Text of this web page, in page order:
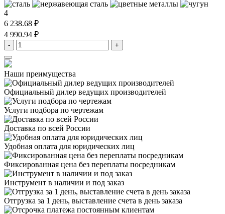
4
6 238.68 ₽
4 990.94 ₽
- +
Наши преимущества
Официальный дилер ведущих производителей
Услуги подбора по чертежам
Доставка по всей России
Удобная оплата для юридических лиц
Фиксированная цена без переплаты посредникам
Инструмент в наличии и под заказ
Отгрузка за 1 день, выставление счета в день заказа